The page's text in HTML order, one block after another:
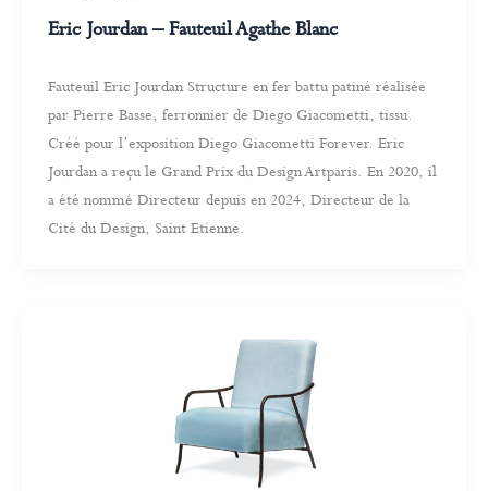
Eric Jourdan – Fauteuil Agathe Blanc
Fauteuil Eric Jourdan Structure en fer battu patiné réalisée
par Pierre Basse, ferronnier de Diego Giacometti, tissu.
Créé pour l’exposition Diego Giacometti Forever. Eric
Jourdan a reçu le Grand Prix du Design Artparis. En 2020, il
a été nommé Directeur depuis en 2024, Directeur de la
Cité du Design, Saint Etienne.